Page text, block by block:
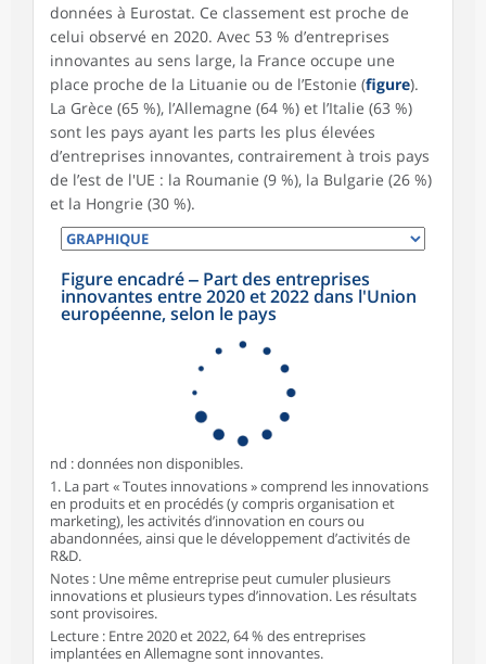
données à Eurostat. Ce classement est proche de
celui observé en 2020. Avec 53 % d’entreprises
innovantes au sens large, la France occupe une
place proche de la Lituanie ou de l’Estonie (figure).
La Grèce (65 %), l’Allemagne (64 %) et l’Italie (63 %)
sont les pays ayant les parts les plus élevées
d’entreprises innovantes, contrairement à trois pays
de l’est de l'UE : la Roumanie (9 %), la Bulgarie (26 %)
et la Hongrie (30 %).
Figure encadré ‒ Part des entreprises
innovantes entre 2020 et 2022 dans l'Union
européenne, selon le pays
nd : données non disponibles.
1. La part « Toutes innovations » comprend les innovations
en produits et en procédés (y compris organisation et
marketing), les activités d’innovation en cours ou
abandonnées, ainsi que le développement d’activités de
R&D.
Notes : Une même entreprise peut cumuler plusieurs
innovations et plusieurs types d’innovation. Les résultats
sont provisoires.
Lecture : Entre 2020 et 2022, 64 % des entreprises
implantées en Allemagne sont innovantes.